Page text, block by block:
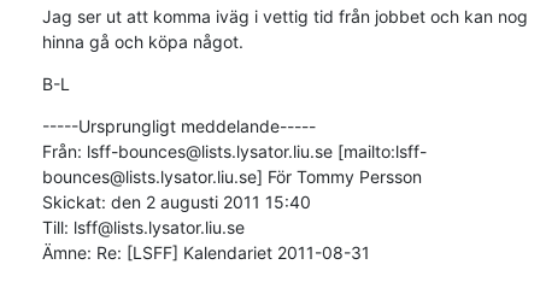
Jag ser ut att komma iväg i vettig tid från jobbet och kan nog
hinna gå och köpa något.
B-L
-----Ursprungligt meddelande-----
Från: lsff-bounces@lists.lysator.liu.se [mailto:lsff-
bounces@lists.lysator.liu.se] För Tommy Persson
Skickat: den 2 augusti 2011 15:40
Till: lsff@lists.lysator.liu.se
Ämne: Re: [LSFF] Kalendariet 2011-08-31